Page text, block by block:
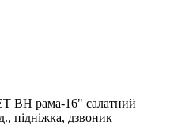
BH рама-16" салатний
підніжка, дзвоник